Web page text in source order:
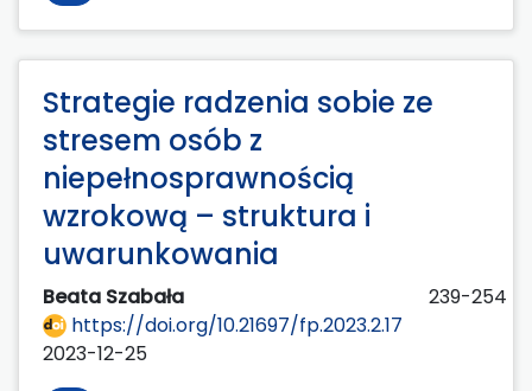
Strategie radzenia sobie ze
stresem osób z
niepełnosprawnością
wzrokową – struktura i
uwarunkowania
Beata Szabała
239-254
https://doi.org/10.21697/fp.2023.2.17
2023-12-25